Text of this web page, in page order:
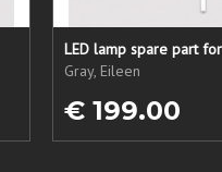
LED lamp spare part
Gray, Eileen
€ 199.00